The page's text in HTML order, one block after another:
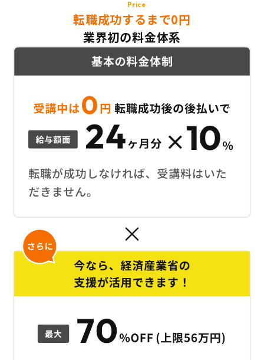
Price
転職成功するまで0円
業界初の料金体系